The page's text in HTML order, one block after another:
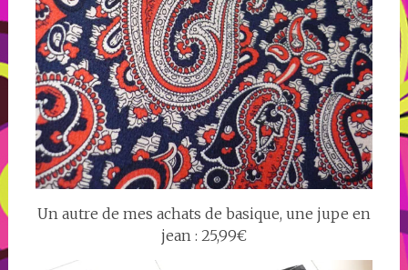
Un autre de mes achats de basique, une jupe en
jean : 25,99€